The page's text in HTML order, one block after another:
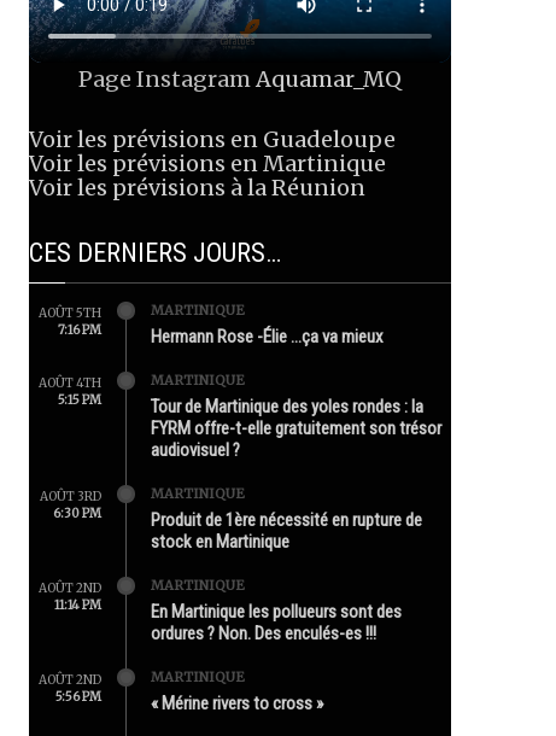
Page InstagramAquamar_MQ
Voir les prévisions en Guadeloupe
Voir les prévisions en Martinique
Voir les prévisions à la Réunion
CES DERNIERS JOURS…
AOÛT 5TH
7:16 PM
MARTINIQUE
Hermann Rose -Élie …ça va mieux
AOÛT 4TH
5:15 PM
MARTINIQUE
Tour de Martinique des yoles rondes : la
FYRM offre-t-elle gratuitement son trésor
audiovisuel ?
AOÛT 3RD
6:30 PM
MARTINIQUE
Produit de 1ère nécessité en rupture de
stock en Martinique
AOÛT 2ND
11:14 PM
MARTINIQUE
En Martinique les pollueurs sont des
ordures ? Non. Des enculés-es !!!
AOÛT 2ND
5:56 PM
MARTINIQUE
« Mérine rivers to cross »